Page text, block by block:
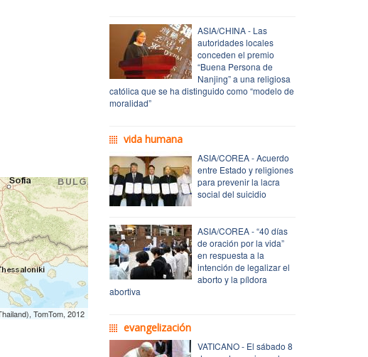
TomTom, 2012
ASIA/CHINA - Las
autoridades locales
conceden el premio
“Buena Persona de
Nanjing” a una religiosa
católica que se ha distinguido como “modelo de
moralidad”
vida humana
ASIA/COREA - Acuerdo
entre Estado y religiones
para prevenir la lacra
social del suicidio
ASIA/COREA - “40 días
de oración por la vida”
en respuesta a la
intención de legalizar el
aborto y la píldora
abortiva
evangelización
VATICANO - El sábado 8